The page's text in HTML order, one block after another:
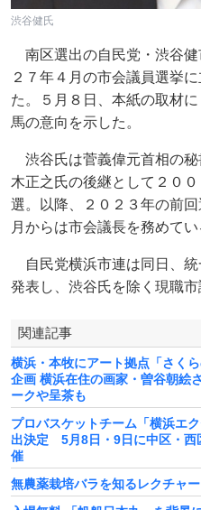
渋谷健氏
南区選出の自民党・渋谷健
２７年４月の市会議員選挙
た。５月８日、本紙の取材
馬の意向を示した。
渋谷氏は菅義偉元首相の
木正之氏の後継として２０
選。以降、２０２３年の前
月からは市会議長を務めてい
自民党横浜市連は同日、統
発表し、渋谷氏を除く現職市
関連記事
横浜・本牧にアート拠点「さく
企画 横浜在住の画家・曽谷朝絵
ークや呈茶も
プロバスケットチーム「横浜エ
出決定 5月8日・9日に中区・西
催
無農薬栽培バラを知るレクチャ